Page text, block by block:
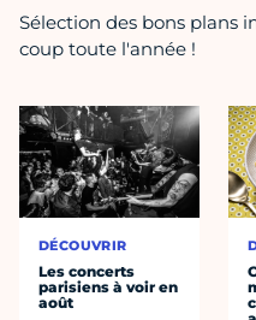
Sélection des bons plans
coup toute l'année !
DÉCOUVRIR
Les concerts
parisiens à voir en
août